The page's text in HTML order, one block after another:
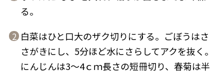
鰹節屋の
る。
2 白菜はひと口大のザク切りにする。ごぼうはさ
さがきにし、5分ほど水にさらしてアクを抜く。
にんじんは3～4ｃｍ長さの短冊切り、春菊は半